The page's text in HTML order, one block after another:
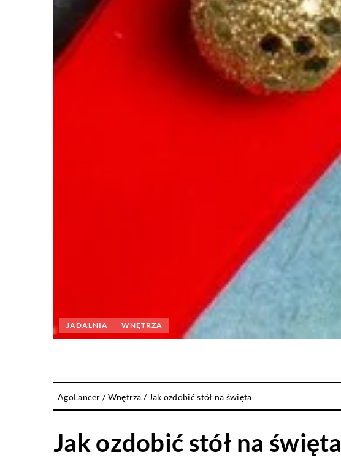
JADALNIA WNĘTRZA
AgoLancer /Wnętrza / Jak ozdobić stół na święta
Jak ozdobić stół na święta